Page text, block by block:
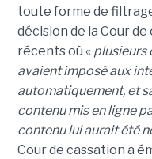
toute forme de
décision de la Cour
récents où « plusieurs
avaient imposé aux
automatiquement, et
contenu mis en ligne
contenu lui aurait été
Cour de cassation a